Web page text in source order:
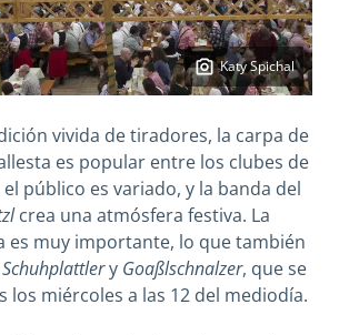
Katy Spichal
vivida de tiradores, la carpa de
es popular entre los clubes de
público es variado, y la banda del
crea una atmósfera festiva. La
es muy importante, lo que también
Schuhplattlery Goaßlschnalzer, que se
los miércoles a las 12 del mediodía.